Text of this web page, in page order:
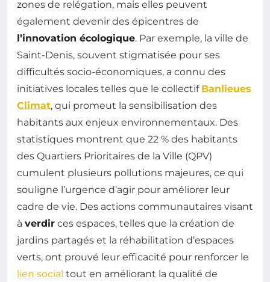
zones de relégation, mais elles peuvent
également devenir des épicentres de
l’innovation écologique. Par exemple, la ville de
Saint-Denis, souvent stigmatisée pour ses
difficultés socio-économiques, a connu des
initiatives locales telles que le collectif Banlieues
Climat, qui promeut la sensibilisation des
habitants aux enjeux environnementaux. Des
statistiques montrent que 22 % des habitants
des Quartiers Prioritaires de la Ville (QPV)
cumulent plusieurs pollutions majeures, ce qui
souligne l’urgence d’agir pour améliorer leur
cadre de vie. Des actions communautaires visant
à verdir ces espaces, telles que la création de
jardins partagés et la réhabilitation d’espaces
verts, ont prouvé leur efficacité pour renforcer le
lien social tout en améliorant la qualité de